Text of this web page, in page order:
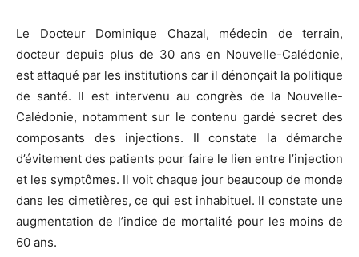
Le Docteur Dominique Chazal, médecin de terrain,
docteur depuis plus de 30 ans en Nouvelle-Calédonie,
est attaqué par les institutions car il dénonçait la politique
de santé. Il est intervenu au congrès de la Nouvelle-
Calédonie, notamment sur le contenu gardé secret des
composants des injections. Il constate la démarche
d’évitement des patients pour faire le lien entre l’injection
et les symptômes. Il voit chaque jour beaucoup de monde
dans les cimetières, ce qui est inhabituel. Il constate une
augmentation de l’indice de mortalité pour les moins de
60 ans.